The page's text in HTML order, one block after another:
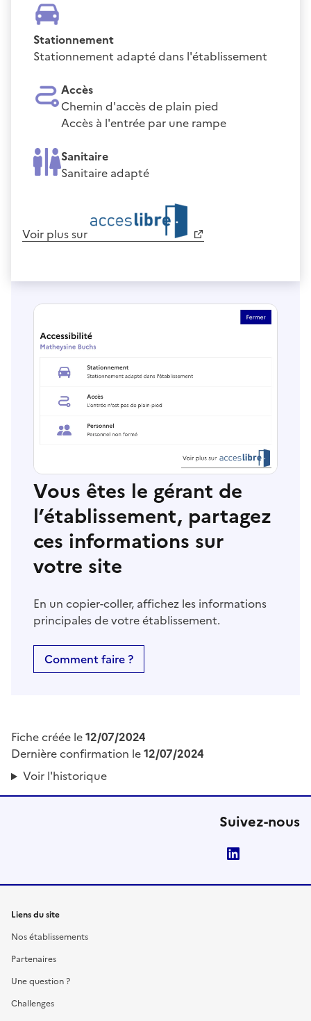
Stationnement
Stationnement adapté dans l'établissement
Accès
Chemin d'accès de plain pied
Accès à l'entrée par une rampe
Sanitaire
Sanitaire adapté
Voir plus sur
Vous êtes le gérant de
l’établissement, partagez
ces informations sur
votre site
En un copier-coller, affichez les informations
principales de votre établissement.
Comment faire ?
Fiche créée le12/07/2024
Dernière confirmation le12/07/2024
Voir l'historique
Suivez-nous
Liens du site
Nos établissements
Partenaires
Une question ?
Challenges